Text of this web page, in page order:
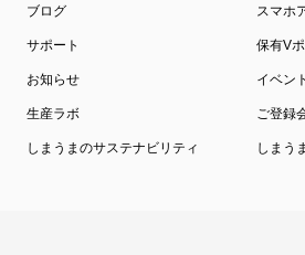
ブログ スマホ
サポート 保有V
お知らせ イベント
生産ラボ ご登録
しまうまのサステナビリティ しまう